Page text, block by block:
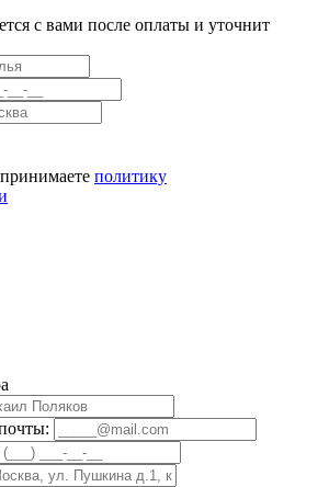
с вами после оплаты и уточнит
политику